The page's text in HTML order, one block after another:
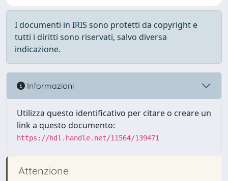
I documenti in IRIS sono protetti da copyright e
tutti i diritti sono riservati, salvo diversa
indicazione.
Informazioni
Utilizza questo identificativo per citare o creare un
link a questo documento:
https://hdl.handle.net/11564/139471
Attenzione